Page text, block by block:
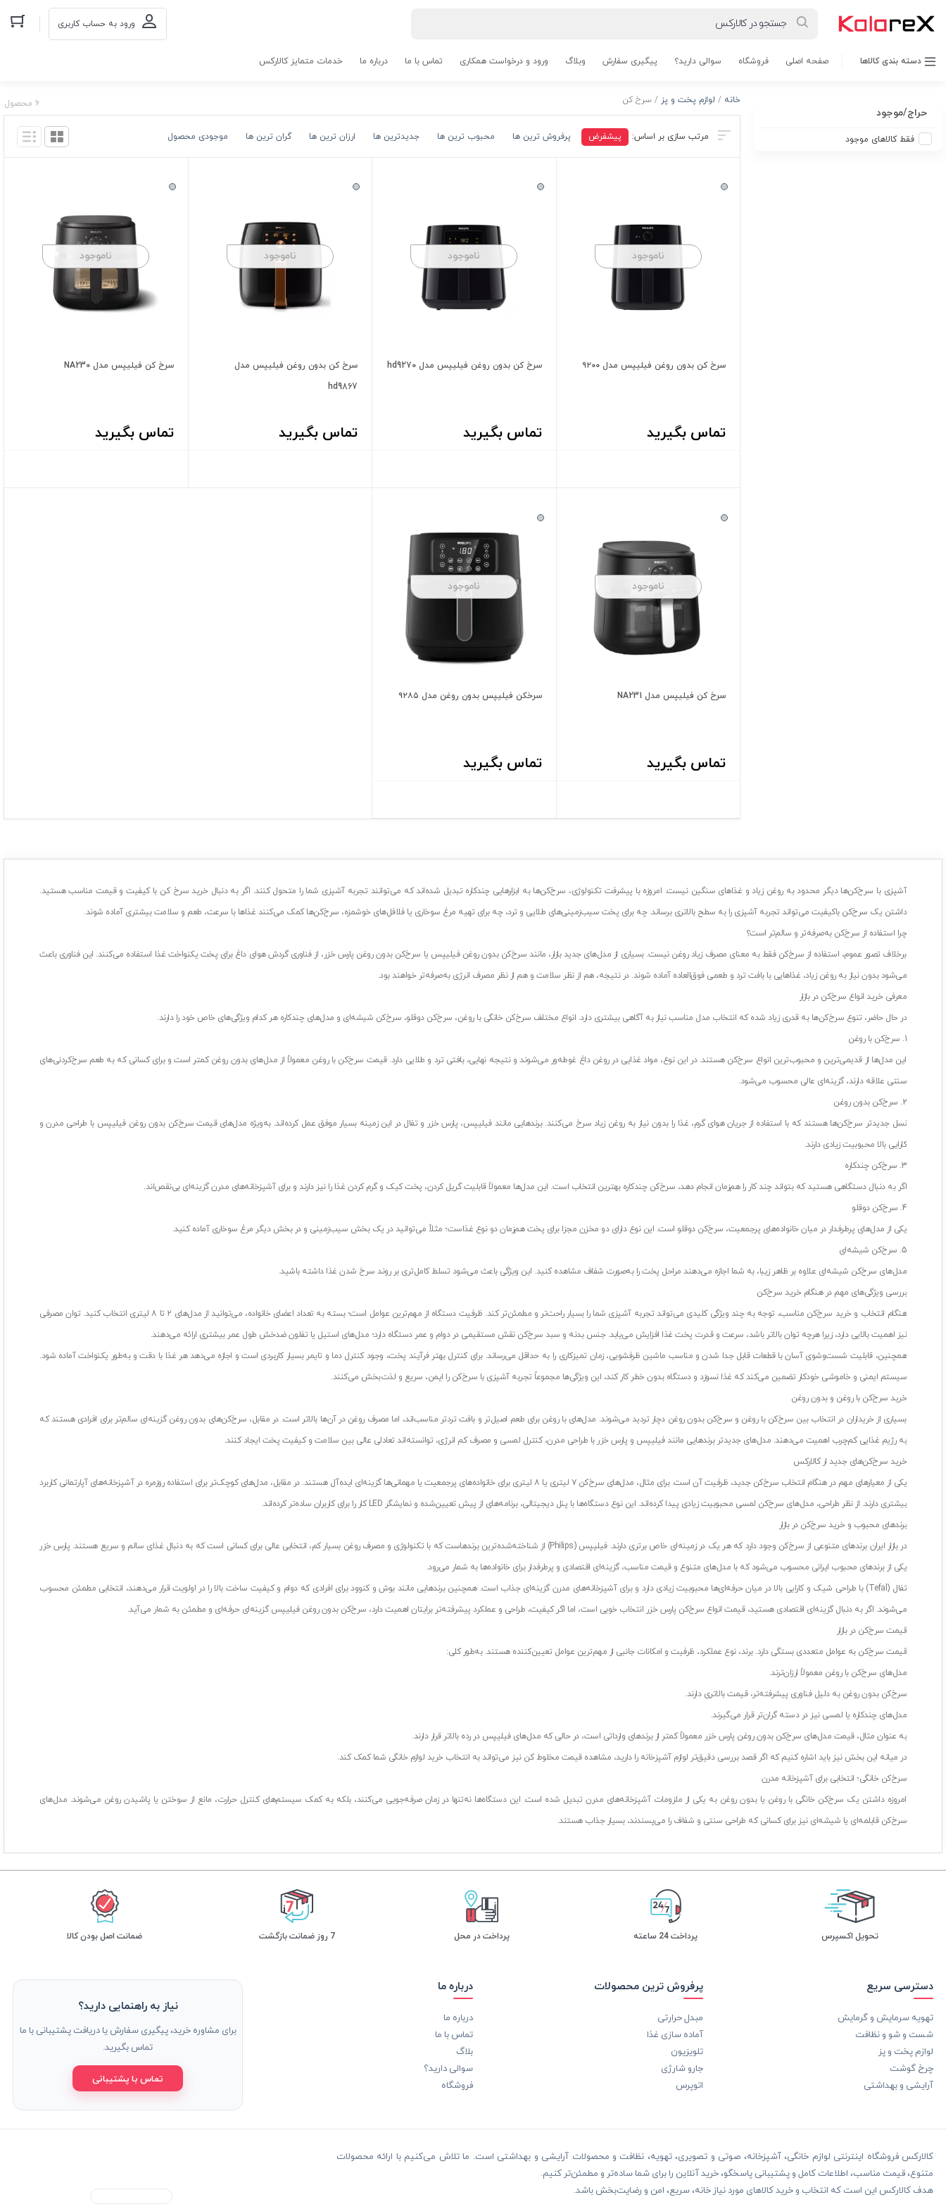
ورود به حساب کاربری
دسته بندی کالاها صفحه اصلی فروشگاه سوالی دارید؟ پیگیری سفارش وبلاگ ورود و درخواست همکاری تماس با ما درباره ما خدمات متمایز کالارکس
حراج/موجود
فقط کالاهای موجود
خانه / لوازم پخت و پز / سرخ کن 6 محصول
پیشفرض پرفروش ترین ها محبوب ترین ها جدیدترین ها ارزان ترین ها گران ترین ها موجودی محصول
ناموجود
سرخ کن بدون روغن فیلیپس مدل ۹۲۰۰
تماس بگیرید
ناموجود
سرخ کن بدون روغن فیلیپس مدل hd9270
تماس بگیرید
ناموجود
سرخ کن بدون روغن فیلیپس مدل
hd9867
تماس بگیرید
ناموجود
سرخ کن فیلیپس مدل NA230
تماس بگیرید
ناموجود
سرخ کن فیلیپس مدل NA231
تماس بگیرید
ناموجود
سرخکن فیلیپس بدون روغن مدل ۹۲۸۵
تماس بگیرید
آشپزی با سرخ‌کن‌ها دیگر محدود به روغن زیاد و غذاهای سنگین نیست. امروزه با پیشرفت تکنولوژی، سرخ‌کن‌ها به ابزارهایی چندکاره تبدیل شده‌اند که می‌توانند تجربه آشپزی شما را متحول کنند. اگر به دنبال خرید سرخ کن با کیفیت و قیمت مناسب هستید.
داشتن یک سرخ‌کن باکیفیت می‌تواند تجربه آشپزی را به سطح بالاتری برساند. چه برای پخت سیب‌زمینی‌های طلایی و ترد، چه برای تهیه مرغ سوخاری یا فلافل‌های خوشمزه، سرخ‌کن‌ها کمک می‌کنند غذاها با سرعت، طعم و سلامت بیشتری آماده شوند.
چرا استفاده از سرخ‌کن به‌صرفه‌تر و سالم‌تر است؟
برخلاف تصور عموم، استفاده از سرخ‌کن فقط به معنای مصرف زیاد روغن نیست. بسیاری از مدل‌های جدید بازار، مانند سرخ‌کن بدون روغن فیلیپس یا سرخ‌کن بدون روغن پارس خزر، از فناوری گردش هوای داغ برای پخت یکنواخت غذا استفاده می‌کنند. این فناوری باعث
می‌شود بدون نیاز به روغن زیاد، غذاهایی با بافت ترد و طعمی فوق‌العاده آماده شوند. در نتیجه، هم از نظر سلامت و هم از نظر مصرف انرژی به‌صرفه‌تر خواهند بود.
معرفی خرید انواع سرخ‌کن در بازار
در حال حاضر، تنوع سرخ‌کن‌ها به قدری زیاد شده که انتخاب مدل مناسب نیاز به آگاهی بیشتری دارد. انواع مختلف سرخ‌کن خانگی با روغن، سرخ‌کن دوقلو، سرخ‌کن شیشه‌ای و مدل‌های چندکاره هر کدام ویژگی‌های خاص خود را دارند.
1. سرخ‌کن با روغن
این مدل‌ها از قدیمی‌ترین و محبوب‌ترین انواع سرخ‌کن هستند. در این نوع، مواد غذایی در روغن داغ غوطه‌ور می‌شوند و نتیجه نهایی، بافتی ترد و طلایی دارد. قیمت سرخ‌کن با روغن معمولاً از مدل‌های بدون روغن کمتر است و برای کسانی که به طعم سرخ‌کردنی‌های
سنتی علاقه دارند، گزینه‌ای عالی محسوب می‌شود.
2. سرخ‌کن بدون روغن
نسل جدیدتر سرخ‌کن‌ها هستند که با استفاده از جریان هوای گرم، غذا را بدون نیاز به روغن زیاد سرخ می‌کنند. برندهایی مانند فیلیپس، پارس خزر و تفال در این زمینه بسیار موفق عمل کرده‌اند. به‌ویژه مدل‌های قیمت سرخ‌کن بدون روغن فیلیپس با طراحی مدرن و
کارایی بالا محبوبیت زیادی دارند.
3. سرخ‌کن چندکاره
اگر به دنبال دستگاهی هستید که بتواند چند کار را هم‌زمان انجام دهد، سرخ‌کن چندکاره بهترین انتخاب است. این مدل‌ها معمولاً قابلیت گریل کردن، پخت کیک و گرم کردن غذا را نیز دارند و برای آشپزخانه‌های مدرن گزینه‌ای بی‌نقص‌اند.
4. سرخ‌کن دوقلو
یکی از مدل‌های پرطرفدار در میان خانواده‌های پرجمعیت، سرخ‌کن دوقلو است. این نوع دارای دو مخزن مجزا برای پخت هم‌زمان دو نوع غذاست؛ مثلاً می‌توانید در یک بخش سیب‌زمینی و در بخش دیگر مرغ سوخاری آماده کنید.
5. سرخ‌کن شیشه‌ای
مدل‌های سرخ‌کن شیشه‌ای علاوه بر ظاهر زیبا، به شما اجازه می‌دهند مراحل پخت را به‌صورت شفاف مشاهده کنید. این ویژگی باعث می‌شود تسلط کامل‌تری بر روند سرخ شدن غذا داشته باشید.
بررسی ویژگی‌های مهم در هنگام خرید سرخ‌کن
هنگام انتخاب و خرید سرخ‌کن مناسب، توجه به چند ویژگی کلیدی می‌تواند تجربه آشپزی شما را بسیار راحت‌تر و مطمئن‌تر کند. ظرفیت دستگاه از مهم‌ترین عوامل است؛ بسته به تعداد اعضای خانواده، می‌توانید از مدل‌های ۲ تا ۸ لیتری انتخاب کنید. توان مصرفی
نیز اهمیت بالایی دارد، زیرا هرچه توان بالاتر باشد، سرعت و قدرت پخت غذا افزایش می‌یابد. جنس بدنه و سبد سرخ‌کن نقش مستقیمی در دوام و عمر دستگاه دارد؛ مدل‌های استیل یا تفلون ضدخش طول عمر بیشتری ارائه می‌دهند.
همچنین، قابلیت شست‌وشوی آسان با قطعات قابل جدا شدن و مناسب ماشین ظرفشویی، زمان تمیزکاری را به حداقل می‌رساند. برای کنترل بهتر فرآیند پخت، وجود کنترل دما و تایمر بسیار کاربردی است و اجازه می‌دهد هر غذا با دقت و به‌طور یکنواخت آماده شود.
سیستم ایمنی و خاموشی خودکار تضمین می‌کند که غذا نسوزد و دستگاه بدون خطر کار کند، این ویژگی‌ها مجموعاً تجربه آشپزی با سرخ‌کن را ایمن، سریع و لذت‌بخش می‌کنند.
خرید سرخ‌کن با روغن و بدون روغن
بسیاری از خریداران در انتخاب بین سرخ‌کن با روغن و سرخ‌کن بدون روغن دچار تردید می‌شوند. مدل‌های با روغن برای طعم اصیل‌تر و بافت تردتر مناسب‌اند، اما مصرف روغن در آن‌ها بالاتر است. در مقابل، سرخ‌کن‌های بدون روغن گزینه‌ای سالم‌تر برای افرادی هستند که
به رژیم غذایی کم‌چرب اهمیت می‌دهند. مدل‌های جدیدتر برندهایی مانند فیلیپس و پارس خزر با طراحی مدرن، کنترل لمسی و مصرف کم انرژی، توانسته‌اند تعادلی عالی بین سلامت و کیفیت پخت ایجاد کنند.
خرید سرخ‌کن‌های جدید ار کالارکس
یکی از معیارهای مهم در هنگام انتخاب سرخ‌کن جدید، ظرفیت آن است. برای مثال، مدل‌های سرخ‌کن ۷ لیتری یا ۸ لیتری برای خانواده‌های پرجمعیت یا مهمانی‌ها گزینه‌ای ایده‌آل هستند. در مقابل، مدل‌های کوچک‌تر برای استفاده روزمره در آشپزخانه‌های آپارتمانی کاربرد
بیشتری دارند. از نظر طراحی، مدل‌های سرخ‌کن لمسی محبوبیت زیادی پیدا کرده‌اند. این نوع دستگاه‌ها با پنل دیجیتالی، برنامه‌های از پیش تعیین‌شده و نمایشگر LED کار را برای کاربران ساده‌تر کرده‌اند.
برندهای محبوب و خرید سرخ‌کن در بازار
در بازار ایران برندهای متنوعی از سرخ‌کن وجود دارد که هر یک در زمینه‌ای خاص برتری دارند. فیلیپس (Philips) از شناخته‌شده‌ترین برندهاست که با تکنولوژی و مصرف روغن بسیار کم، انتخابی عالی برای کسانی است که به دنبال غذای سالم و سریع هستند. پارس خزر
یکی از برندهای محبوب ایرانی محسوب می‌شود که با مدل‌های متنوع و قیمت مناسب، گزینه‌ای اقتصادی و پرطرفدار برای خانواده‌ها به شمار می‌رود.
تفال (Tefal) با طراحی شیک و کارایی بالا در میان حرفه‌ای‌ها محبوبیت زیادی دارد و برای آشپزخانه‌های مدرن گزینه‌ای جذاب است. همچنین برندهایی مانند بوش و کنوود برای افرادی که دوام و کیفیت ساخت بالا را در اولویت قرار می‌دهند، انتخابی مطمئن محسوب
می‌شوند. اگر به دنبال گزینه‌ای اقتصادی هستید، قیمت انواع سرخ‌کن پارس خزر انتخاب خوبی است، اما اگر کیفیت، طراحی و عملکرد پیشرفته‌تر برایتان اهمیت دارد، سرخ‌کن بدون روغن فیلیپس گزینه‌ای حرفه‌ای و مطمئن به شمار می‌آید.
قیمت سرخ‌کن در بازار
قیمت سرخ‌کن به عوامل متعددی بستگی دارد. برند، نوع عملکرد، ظرفیت و امکانات جانبی از مهم‌ترین عوامل تعیین‌کننده هستند. به‌طور کلی:
مدل‌های سرخ‌کن با روغن معمولاً ارزان‌ترند.
سرخ‌کن بدون روغن به دلیل فناوری پیشرفته‌تر، قیمت بالاتری دارند.
مدل‌های چندکاره یا لمسی نیز در دسته گران‌تر قرار می‌گیرند.
به عنوان مثال، قیمت مدل‌های سرخ‌کن بدون روغن پارس خزر معمولاً کمتر از برندهای وارداتی است، در حالی که مدل‌های فیلیپس در رده بالاتر قرار دارند.
در میانه این بخش نیز باید اشاره کنیم که اگر قصد بررسی دقیق‌تر لوازم آشپزخانه را دارید، مشاهده قیمت مخلوط کن نیز می‌تواند به انتخاب خرید لوازم خانگی شما کمک کند.
سرخ‌کن خانگی؛ انتخابی برای آشپزخانه مدرن
امروزه داشتن یک سرخ‌کن خانگی با روغن یا بدون روغن به یکی از ملزومات آشپزخانه‌های مدرن تبدیل شده است. این دستگاه‌ها نه‌تنها در زمان صرفه‌جویی می‌کنند، بلکه به کمک سیستم‌های کنترل حرارت، مانع از سوختن یا پاشیدن روغن می‌شوند. مدل‌های
سرخ‌کن قابلمه‌ای یا شیشه‌ای نیز برای کسانی که طراحی سنتی و شفاف را می‌پسندند، بسیار جذاب هستند.
تحویل اکسپرس پرداخت 24 ساعته پرداخت در محل 7 روز ضمانت بازگشت ضمانت اصل بودن کالا
دسترسی سریع
تهویه سرمایش و گرمایش
شست و شو و نظافت
لوازم پخت و پز
چرخ گوشت
آرایشی و بهداشتی
پرفروش ترین محصولات
مبدل حرارتی
آماده سازی غذا
تلویزیون
جارو شارژی
اتوپرس
درباره ما
درباره ما
تماس با ما
بلاگ
سوالی دارید؟
فروشگاه
نیاز به راهنمایی دارید؟
برای مشاوره خرید، پیگیری سفارش یا دریافت پشتیبانی با ما
تماس بگیرید.
تماس با پشتیبانی
کالارکس فروشگاه اینترنتی لوازم خانگی، آشپزخانه، صوتی و تصویری، تهویه، نظافت و محصولات آرایشی و بهداشتی است. ما تلاش می‌کنیم با ارائه محصولات
متنوع، قیمت مناسب، اطلاعات کامل و پشتیبانی پاسخگو، خرید آنلاین را برای شما ساده‌تر و مطمئن‌تر کنیم.
هدف کالارکس این است که انتخاب و خرید کالاهای مورد نیاز خانه، سریع، امن و رضایت‌بخش باشد.